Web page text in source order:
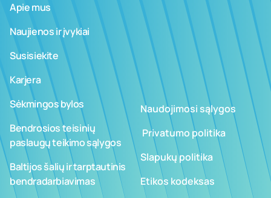
Apie mus
Naujienos ir įvykiai
Susisiekite
Karjera
Sėkmingos bylos
Bendrosios teisinių
paslaugų teikimo sąlygos
Baltijos šalių ir tarptautinis
bendradarbiavimas
Naudojimosi sąlygos
­ ­­Privatumo politika
Slapukų politika
Etikos kodeksas